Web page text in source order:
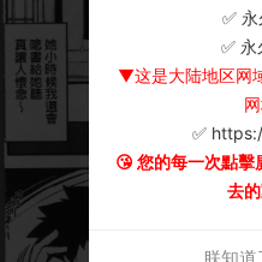
✅
✅
▼这是大陆地区网
✅
😘 您的每一次點擊
去